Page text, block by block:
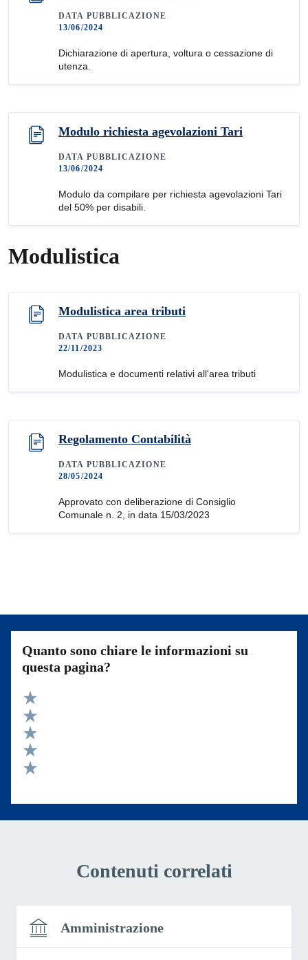
DATA PUBBLICAZIONE
13/06/2024
Dichiarazione di apertura, voltura o cessazione di
utenza.
Modulo richiesta agevolazioni Tari
DATA PUBBLICAZIONE
13/06/2024
Modulo da compilare per richiesta agevolazioni Tari
del 50% per disabili.
Modulistica
Modulistica area tributi
DATA PUBBLICAZIONE
22/11/2023
Modulistica e documenti relativi all'area tributi
Regolamento Contabilità
DATA PUBBLICAZIONE
28/05/2024
Approvato con deliberazione di Consiglio
Comunale n. 2, in data 15/03/2023
Quanto sono chiare le informazioni su
questa pagina?
Valuta 5 stelle su 5
Valuta 4 stelle su 5
Valuta 3 stelle su 5
Valuta 2 stelle su 5
Contenuti correlati
Amministrazione